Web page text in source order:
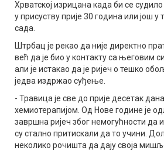
Хрватској изрицана када би се
у присуству прије 30 година или још у
сада.
Штрбац је рекао да није директно
већ да је био у контакту са његовим
али је истакао да је ријеч о тешко
једва издржао суђење.
- Травица је све до прије десетак
хемиотерапијом. Од Нове године је
завршна ријеч због немогућности да
су стално притискали да то учини.
неколико рочишта да дају своја